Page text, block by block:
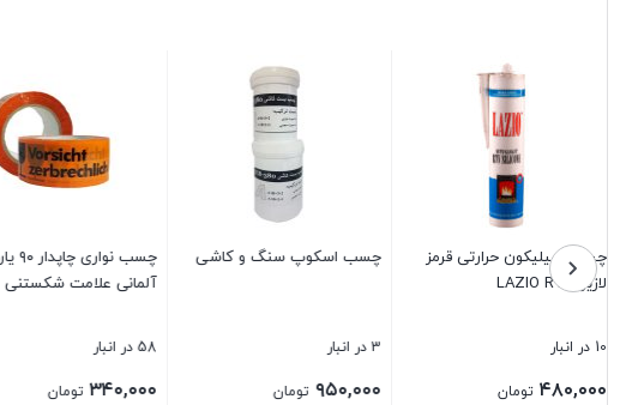
چسب نواری چاپدار ۹۰ یارد
آلمانی علامت شکستنی
58 در انبار
۳۴۰,۰۰۰ تومان
چسب نواری چاپدار طرح DHL
44 در انبار
۳۴۰,۰۰۰ تومان
اسپری چرب ناهید
Contact
7 در انبار
۱۹۰,۰۰۰ تومان